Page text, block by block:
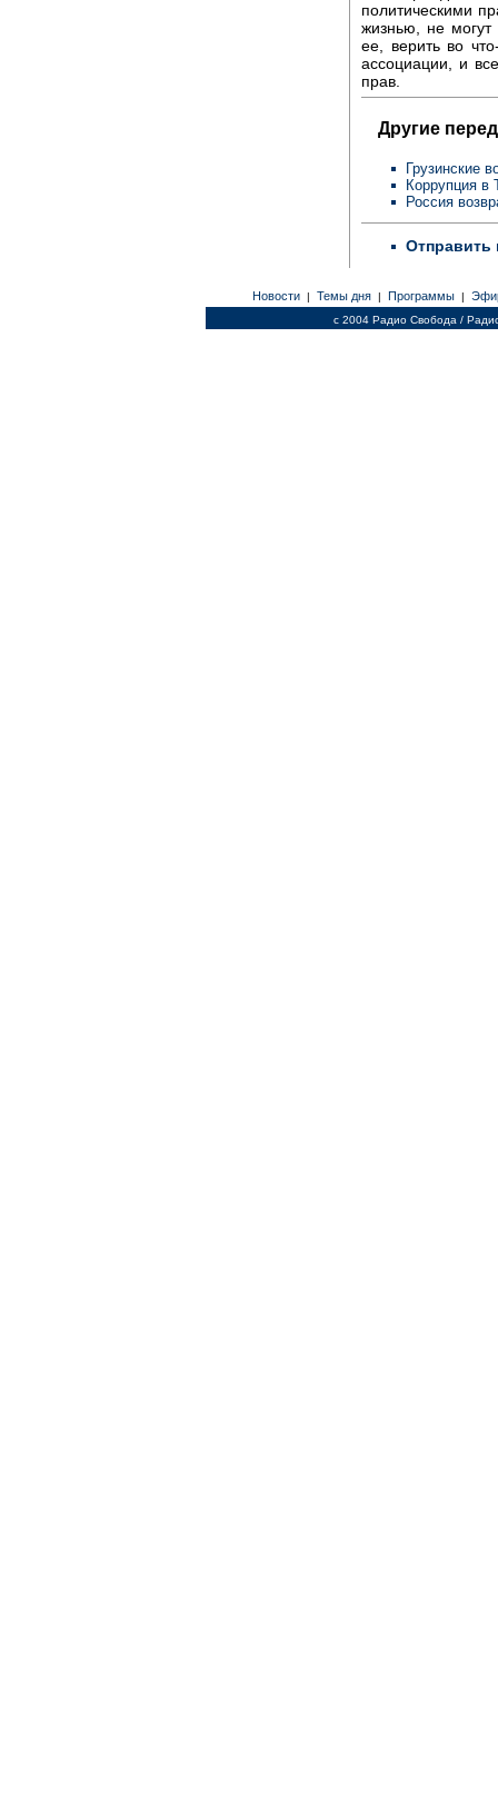
политическими
жизнью, не могут
ее, верить во
ассоциации, и
прав.
Другие
Грузинские
Коррупция в
Россия
Отправить
Новости | Темы дня | Программы |
c 2004 Радио Свобода /